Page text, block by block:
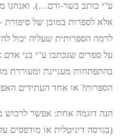
ע"י כותב בשר-ודם…). ואנחנו
אלא לספרות במובן של
לרמה הספרותית שעליה יכול
על ספרים שנכתבו ע"י בני
בהתפתחות מעניינת ומעוררת
הספרות? או אחד העתידים
הנה דוגמה אחת: אפשר לרכוש
(בגרסה דיגיטלית או מודפסים